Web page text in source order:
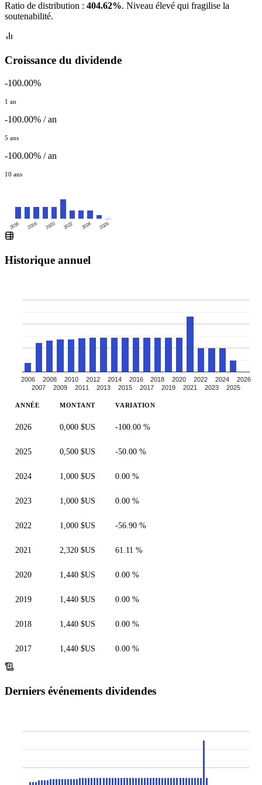
Ratio de distribution : 404.62%. Niveau élevé qui fragilise la
soutenabilité.
Croissance du dividende
-100.00%
1 an
-100.00% / an
5 ans
-100.00% / an
10 ans
2016 2018 2020 2022 2024 2026
Historique annuel
2006
2007
2008
2009
2010
2011
2012
2013
2014
2015
2016
2017
2018
2019
2020
2021
2022
2023
2024
2025
2026
ANNÉE MONTANT VARIATION
2026 0,000 $US -100.00 %
2025 0,500 $US -50.00 %
2024 1,000 $US 0.00 %
2023 1,000 $US 0.00 %
2022 1,000 $US -56.90 %
2021 2,320 $US 61.11 %
2020 1,440 $US 0.00 %
2019 1,440 $US 0.00 %
2018 1,440 $US 0.00 %
2017 1,440 $US 0.00 %
Derniers événements dividendes